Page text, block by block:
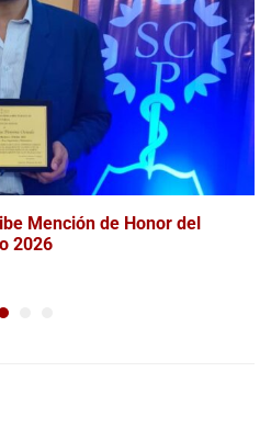
Mención de Honor del
2026